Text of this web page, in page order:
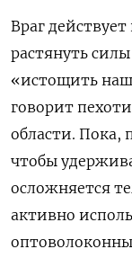
Враг
растянуть
«истощить
говорит
области. Пока,
чтобы
осложняется
активно